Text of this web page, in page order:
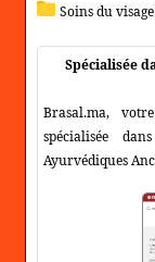
Soins du
Spécialisée
Brasal.ma,
spécialisée
Ayurvédiques